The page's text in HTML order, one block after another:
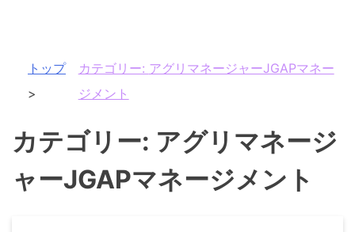
トップ カテゴリー: アグリマネージャーJGAPマネー
ジメント
カテゴリー: アグリマネージ
ャーJGAPマネージメント